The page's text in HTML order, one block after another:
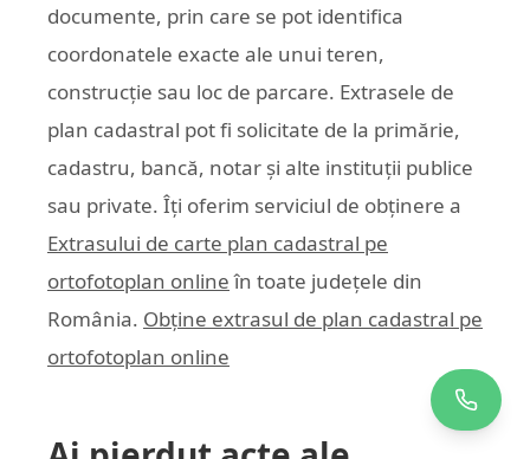
documente, prin care se pot identifica
coordonatele exacte ale unui teren,
construcție sau loc de parcare. Extrasele de
plan cadastral pot fi solicitate de la primărie,
cadastru, bancă, notar și alte instituții publice
sau private. Îți oferim serviciul de obținere a
Extrasului de carte plan cadastral pe
ortofotoplan online în toate județele din
România. Obține extrasul de plan cadastral pe
ortofotoplan online